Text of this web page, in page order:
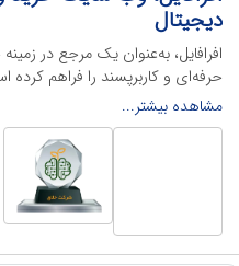
دیجیتال
افرافایل، به‌عنوان یک مرجع در
حرفه‌ای و کاربرپسند را فراهم
طراحان، دانشجویان و فریلنسرها
دیجیتال خود را به فروش رسانده یا
اهدافشان استفاده کنند.
این سایت با ارائه تنوع گسترده‌ای
لایه باز نرم افراهای ادیت ویدئو
اکسل گرفته تا قالب‌های ارائه
هزینه‌های خود را کاهش داده و به
مشاهده بیشتر...